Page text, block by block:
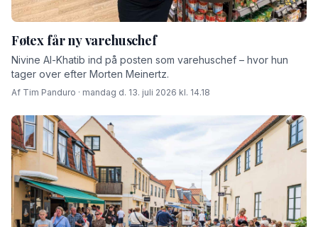
Føtex får ny varehuschef
Nivine Al-Khatib ind på posten som varehuschef – hvor hun
tager over efter Morten Meinertz.
Af Tim Panduro · mandag d. 13. juli 2026 kl. 14.18